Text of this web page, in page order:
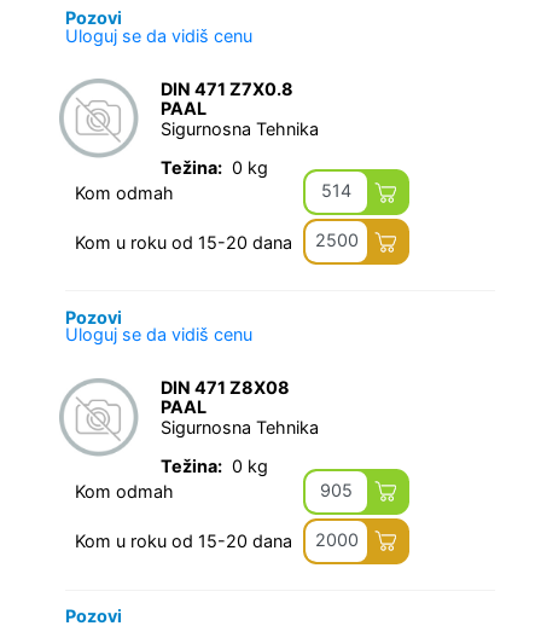
Pozovi
Uloguj se da vidiš cenu
DIN 471 Z7X0.8
PAAL
Sigurnosna Tehnika
Težina: 0 kg
Kom odmah
514
Kom u roku od 15-20 dana 2500
Pozovi
Uloguj se da vidiš cenu
DIN 471 Z8X08
PAAL
Sigurnosna Tehnika
Težina: 0 kg
Kom odmah
905
Kom u roku od 15-20 dana 2000
Pozovi